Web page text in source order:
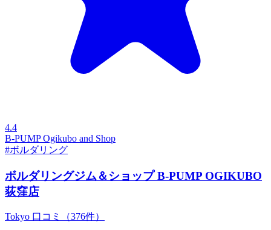
4.4
B-PUMP Ogikubo and Shop
#ボルダリング
ボルダリングジム＆ショップ B-PUMP OGIKUBO
荻窪店
Tokyo 口コミ（376件）